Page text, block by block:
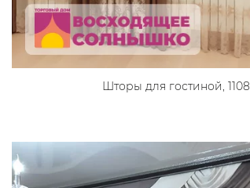
Шторы для гостиной, 1108